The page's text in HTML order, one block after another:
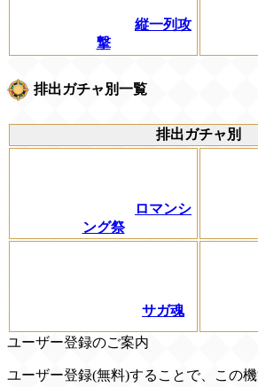
縦一列攻
撃
排出ガチャ別一覧
排出ガチャ別
ロマンシ
ング祭
サガ魂
ユーザー登録のご案内
ユーザー登録(無料)することで、この